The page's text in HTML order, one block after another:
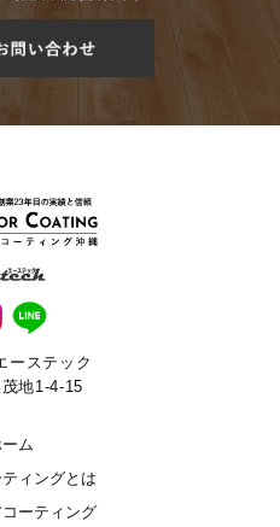
ーステック
地1-4-15
ーム
ィングとは
ーティング